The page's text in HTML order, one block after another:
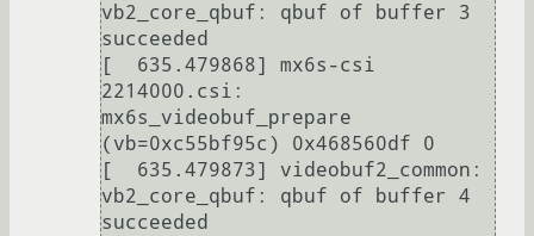
vb2_core_qbuf: qbuf of buffer 3
succeeded
[  635.479868] mx6s-csi
2214000.csi:
mx6s_videobuf_prepare
(vb=0xc55bf95c) 0x468560df 0
[  635.479873] videobuf2_common:
vb2_core_qbuf: qbuf of buffer 4
succeeded